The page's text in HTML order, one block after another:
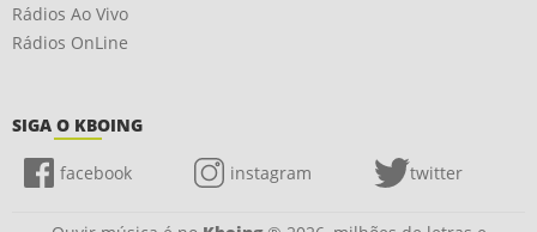
Rádios Ao Vivo
Rádios OnLine
SIGA O KBOING
facebook instagram twitter